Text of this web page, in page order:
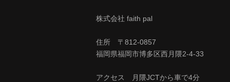
株式会社 faith pal
住所 〒812-0857
福岡県福岡市博多区西月隈2-4-33
アクセス 月隈JCTから車で4分